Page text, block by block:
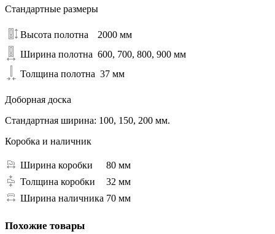
Стандартные размеры
Высота полотна
2000 мм
Ширина полотна 600, 700, 800, 900 мм
Толщина полотна 37 мм
Доборная доска
Стандартная ширина: 100, 150, 200 мм.
Коробка и наличник
Ширина коробки
80 мм
Толщина коробки
32 мм
Ширина наличника 70 мм
Похожие товары